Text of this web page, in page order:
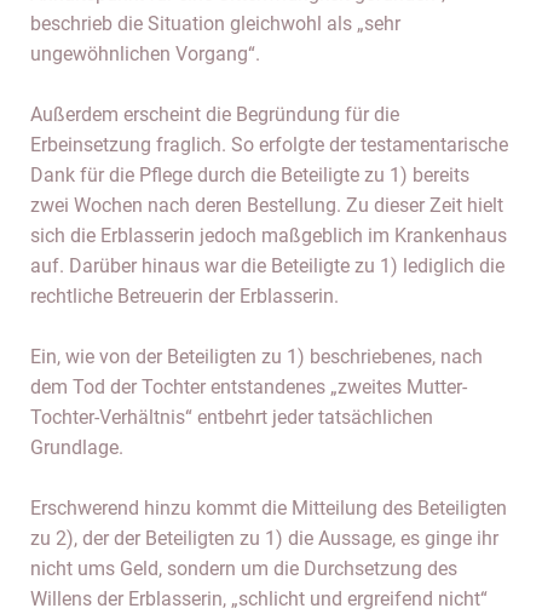
beschrieb die Situation gleichwohl als „sehr
ungewöhnlichen Vorgang“.
Außerdem erscheint die Begründung für die
Erbeinsetzung fraglich. So erfolgte der testamentarische
Dank für die Pflege durch die Beteiligte zu 1) bereits
zwei Wochen nach deren Bestellung. Zu dieser Zeit hielt
sich die Erblasserin jedoch maßgeblich im Krankenhaus
auf. Darüber hinaus war die Beteiligte zu 1) lediglich die
rechtliche Betreuerin der Erblasserin.
Ein, wie von der Beteiligten zu 1) beschriebenes, nach
dem Tod der Tochter entstandenes „zweites Mutter-
Tochter-Verhältnis“ entbehrt jeder tatsächlichen
Grundlage.
Erschwerend hinzu kommt die Mitteilung des Beteiligten
zu 2), der der Beteiligten zu 1) die Aussage, es ginge ihr
nicht ums Geld, sondern um die Durchsetzung des
Willens der Erblasserin, „schlicht und ergreifend nicht“